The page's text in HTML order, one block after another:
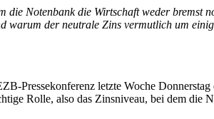
die Notenbank die Wirtschaft weder
warum der neutrale Zins vermutlich um
Pressekonferenz letzte Woche
Rolle, also das Zinsniveau, bei dem die